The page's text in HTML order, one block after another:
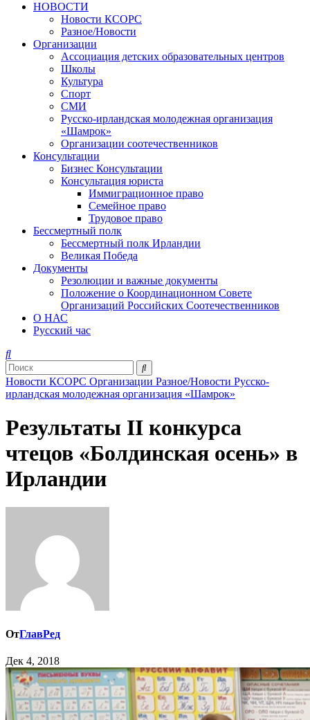
НОВОСТИ
Новости КСОРС
Разное/Новости
Организации
Ассоциация детских образовательных центров
Школы
Культура
Спорт
СМИ
Русско-ирландская молодежная организация
«Шамрок»
Организации соотечественников
Консультации
Бизнес Консультации
Консультация юриста
Иммиграционное право
Семейное право
Трудовое право
Бессмертный полк
Бессмертный полк Ирландии
Великая Победа
Документы
Резолюции и важные документы
Положение о Координационном Совете
Организаций Российских Соотечественников
О НАС
Русский час
Новости КСОРС Организации Разное/Новости Русско-
ирландская молодежная организация «Шамрок»
Результаты II конкурса
чтецов «Болдинская осень» в
Ирландии
ОтГлавРед
Дек 4, 2018